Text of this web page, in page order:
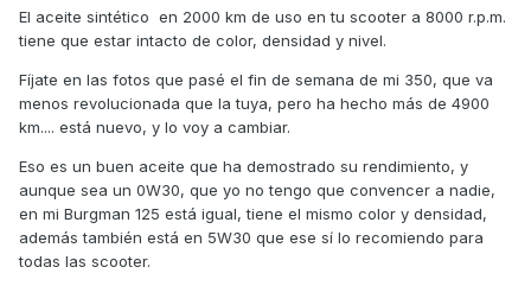
mantenimiento, nada más. Y que huevos, estoy de ERTE y
me muero del asco viendo la gorda sin poderle meter mano.
profesión frustrada). Si por mi fuera y no costara dinero,
desarmaría la moto y la volvería a armar. No me amilana
este tipo de cosas y más teniendo los manuales de taller y
Obviamente no lo voy a hacer, pero ganas no me faltan el
comprar un motor destrozado y reconstruirlo.
El aceite sintético en 2000 km de uso en tu scooter a 8000 r.p.m.
tiene que estar intacto de color, densidad y nivel.
Fíjate en las fotos que pasé el fin de semana de mi 350, que va
menos revolucionada que la tuya, pero ha hecho más de 4900
km.... está nuevo, y lo voy a cambiar.
Eso es un buen aceite que ha demostrado su rendimiento, y
aunque sea un 0W30, que yo no tengo que convencer a nadie,
en mi Burgman 125 está igual, tiene el mismo color y densidad,
además también está en 5W30 que ese sí lo recomiendo para
todas las scooter.